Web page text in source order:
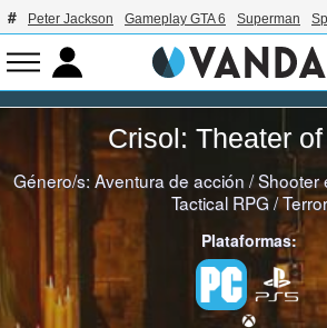
Peter Jackson Gameplay GTA 6 Superman
Crisol: Theater
Género/s:Aventura de acción /Shooter
Tactical RPG/Terror
Plataformas: